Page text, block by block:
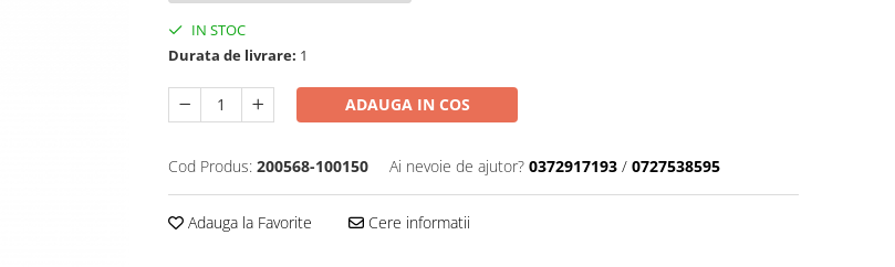
IN STOC
Durata de livrare: 1
ADAUGA IN COS
Cod Produs: 200568-100150 Ai nevoie de ajutor? 0372917193 / 0727538595
Adauga la Favorite Cere informatii